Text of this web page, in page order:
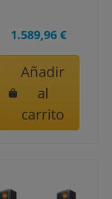
1.589,96 €
Añadir
al
carrito